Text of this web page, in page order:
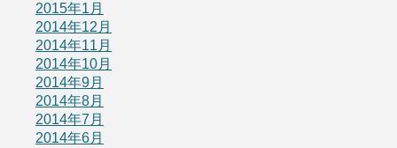
2015年1月
2014年12月
2014年11月
2014年10月
2014年9月
2014年8月
2014年7月
2014年6月